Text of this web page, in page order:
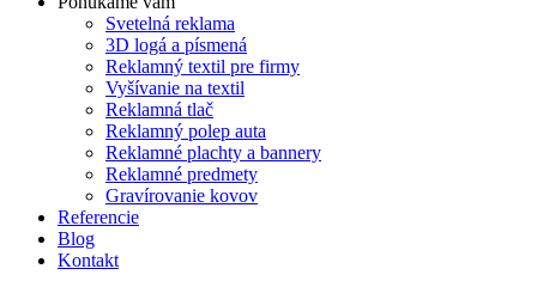
Svetelná reklama
3D logá a písmená
Reklamný textil pre firmy
Vyšívanie na textil
Reklamná tlač
Reklamný polep auta
Reklamné plachty a bannery
Reklamné predmety
Gravírovanie kovov
Referencie
Blog
Kontakt